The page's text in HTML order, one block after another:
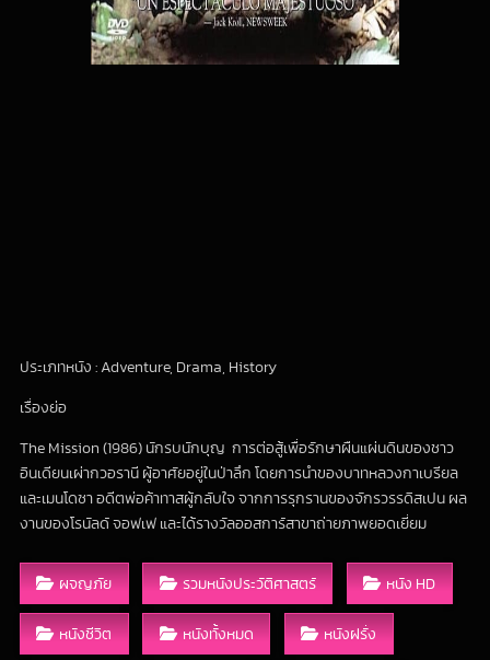
ประเภทหนัง : Adventure, Drama, History
เรื่องย่อ
The Mission (1986) นักรบนักบุญ การต่อสู้เพื่อรักษาผืนแผ่นดินของชาว
อินเดียนเผ่ากวอรานี ผู้อาศัยอยู่ในป่าลึก โดยการนำของบาทหลวงกาเบรียล
และเมนโดซา อดีตพ่อค้าทาสผู้กลับใจ จากการรุกรานของจักรวรรดิสเปน ผล
งานของโรนัลด์ จอฟเฟ และได้รางวัลออสการ์สาขาถ่ายภาพยอดเยี่ยม
ผจญภัย รวมหนังประวัติศาสตร์ หนัง HD
หนังชีวิต หนังทั้งหมด หนังฝรั่ง